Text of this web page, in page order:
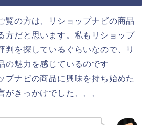
覧の方は、リショップナビの商品
方だと思います。私もリショップ
判を探しているぐらいなので、リ
の魅力を感じているのです
プナビの商品に興味を持ち始めた
がきっかけでした、、、